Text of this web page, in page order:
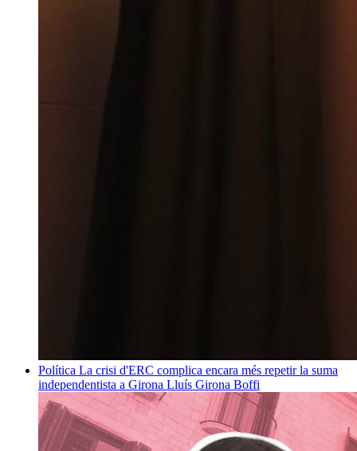
Política La crisi d'ERC complica encara més repetir la suma
independentista a Girona Lluís Girona Boffi